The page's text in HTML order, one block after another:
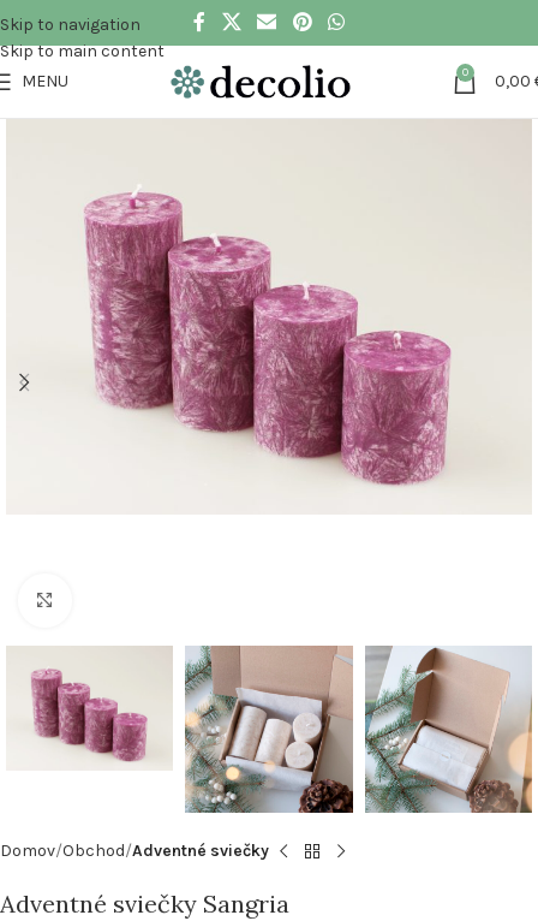
Skip to navigation
Skip to main content
MENU
0 0,00
Domov Obchod Adventné sviečky
Adventné sviečky Sangria